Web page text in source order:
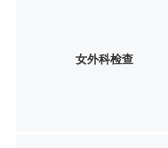
女外科检查